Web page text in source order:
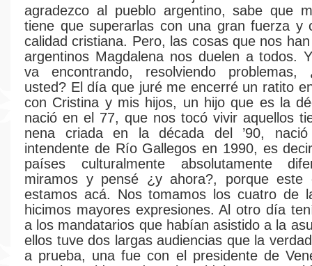
agradezco al pueblo argentino, sabe que
tiene que superarlas con una gran fuerza y
calidad cristiana. Pero, las cosas que nos
argentinos Magdalena nos duelen a todos.
va encontrando, resolviendo problemas,
usted? El día que juré me encerré un ratito
con Cristina y mis hijos, un hijo que es la
nació en el 77, que nos tocó vivir aquellos
nena criada en la década del ’90,
intendente de Río Gallegos en 1990, es
países culturalmente absolutamente
miramos y pensé ¿y ahora?, porque este
estamos acá. Nos tomamos los cuatro de
hicimos mayores expresiones. Al otro día
a los mandatarios que habían asistido a la
ellos tuve dos largas audiencias que la
a prueba, una fue con el presidente de